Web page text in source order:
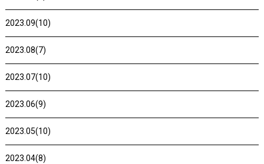
2023.09(10)
2023.08(7)
2023.07(10)
2023.06(9)
2023.05(10)
2023.04(8)